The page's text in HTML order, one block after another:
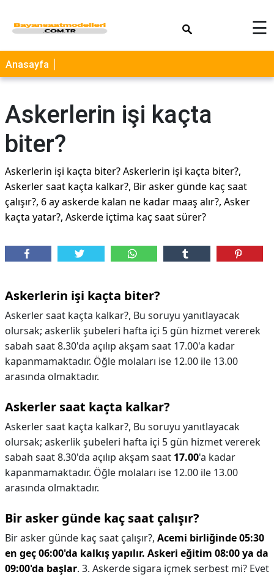
☰
Anasayfa
Askerlerin işi kaçta
biter?
Askerlerin işi kaçta biter? Askerlerin işi kaçta biter?,
Askerler saat kaçta kalkar?, Bir asker günde kaç saat
çalışır?, 6 ay askerde kalan ne kadar maaş alır?, Asker
kaçta yatar?, Askerde içtima kaç saat sürer?
Askerlerin işi kaçta biter?
Askerler saat kaçta kalkar?, Bu soruyu yanıtlayacak
olursak; askerlik şubeleri hafta içi 5 gün hizmet vererek
sabah saat 8.30'da açılıp akşam saat 17.00'a kadar
kapanmamaktadır. Öğle molaları ise 12.00 ile 13.00
arasında olmaktadır.
Askerler saat kaçta kalkar?
Askerler saat kaçta kalkar?, Bu soruyu yanıtlayacak
olursak; askerlik şubeleri hafta içi 5 gün hizmet vererek
sabah saat 8.30'da açılıp akşam saat 17.00'a kadar
kapanmamaktadır. Öğle molaları ise 12.00 ile 13.00
arasında olmaktadır.
Bir asker günde kaç saat çalışır?
Bir asker günde kaç saat çalışır?, Acemi birliğinde 05:30
en geç 06:00'da kalkış yapılır. Askeri eğitim 08:00 ya da
09:00'da başlar. 3. Askerde sigara içmek serbest mi? Evet